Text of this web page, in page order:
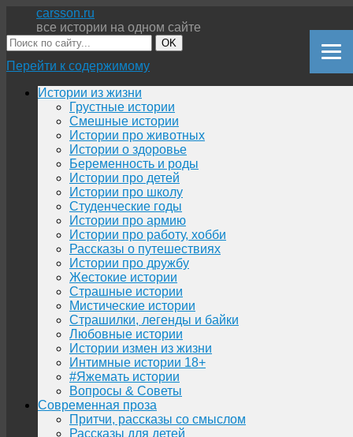
carsson.ru
все истории на одном сайте
OK
Перейти к содержимому
Истории из жизни
Грустные истории
Смешные истории
Истории про животных
Истории о здоровье
Беременность и роды
Истории про детей
Истории про школу
Студенческие годы
Истории про армию
Истории про работу, хобби
Рассказы о путешествиях
Истории про дружбу
Жестокие истории
Страшные истории
Мистические истории
Страшилки, легенды и байки
Любовные истории
Истории измен из жизни
Интимные истории 18+
#Яжемать истории
Вопросы & Советы
Современная проза
Притчи, рассказы со смыслом
Рассказы для детей